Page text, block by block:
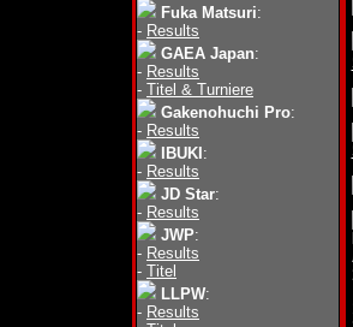
Fuka Matsuri:
- Results
GAEA Japan:
- Results
- Titel & Turniere
Gakenohuchi Pro:
- Results
IBUKI :
- Results
JD Star:
- Results
JWP:
- Results
- Titel
LLPW:
- Results